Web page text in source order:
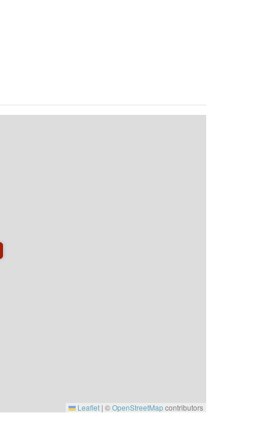
Leaflet | ©OpenStreetMapcontributors